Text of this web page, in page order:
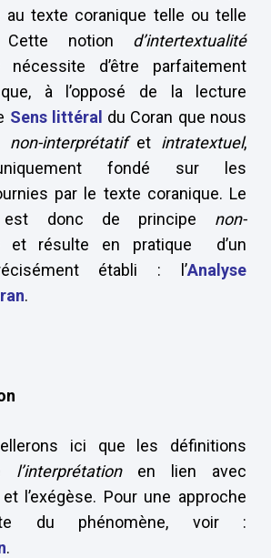
au texte coranique telle ou telle
Cette notion d’intertextualité
d’être parfaitement
à l’opposé de la lecture
Sens littéral du Coran que nous
non-interprétatifet intratextuel,
uniquement fondé sur les
par le texte coranique. Le
donc de principe non-
résulte en pratique d’un
établi : l’Analyse
.
ici que les définitions
l’interprétationen lien avec
l’exégèse. Pour une approche
du phénomène, voir :
.